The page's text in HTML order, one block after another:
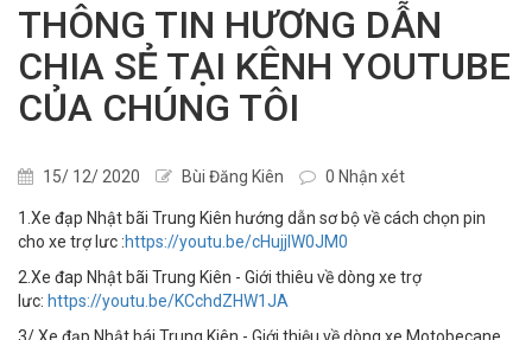
THÔNG TIN HƯƠNG DẪN
CHIA SẺ TẠI KÊNH YOUTUBE
CỦA CHÚNG TÔI
15/ 12/ 2020 Bùi Đăng Kiên 0 Nhận xét
1.Xe đạp Nhật bãi Trung Kiên hướng dẫn sơ bộ về cách chọn pin
cho xe trợ lưc :https://youtu.be/cHujjIW0JM0
2.Xe đap Nhật bãi Trung Kiên - Giới thiêu về dòng xe trợ
lưc: https://youtu.be/KCchdZHW1JA